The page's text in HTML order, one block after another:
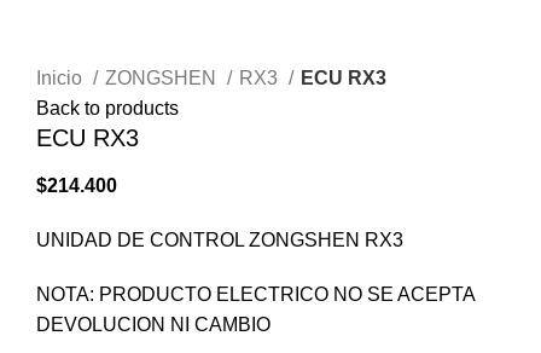
Inicio
ZONGSHEN RX3
ECU RX3
Back to products
ECU RX3
$214.400
UNIDAD DE CONTROL ZONGSHEN RX3
NOTA: PRODUCTO ELECTRICO NO SE ACEPTA
DEVOLUCION NI CAMBIO